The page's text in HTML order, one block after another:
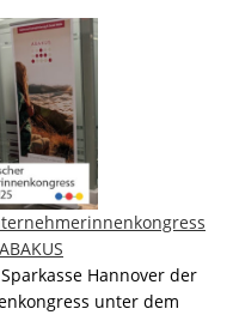
Hannover der
unter dem